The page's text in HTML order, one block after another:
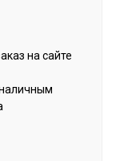
на сайте